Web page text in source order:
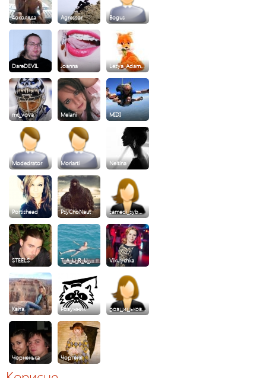
4околяда Agressor Bogus
DareDEVIL Joanna Lesya_Adam…
mc_vova Melani MIDI
Modedrator Moriarti Neitina
Portishead PsyChoNaut samedi_syb…
STEELS T_A_U_R_U_… Vikulychka
Квiта Розумник розцицьков…
Чорненька Чортеня